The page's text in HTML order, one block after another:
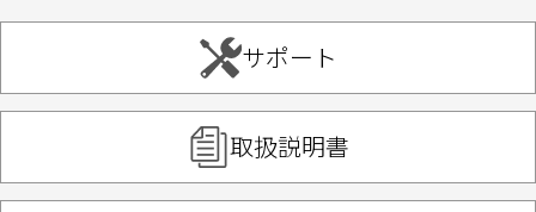
サポート
取扱説明書